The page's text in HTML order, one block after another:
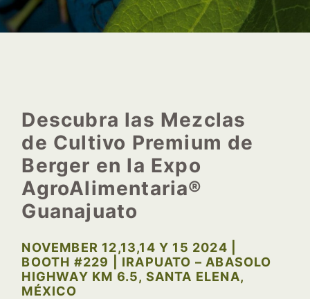
Descubra las Mezclas
de Cultivo Premium de
Berger en la Expo
AgroAlimentaria®
Guanajuato
NOVEMBER 12,13,14 Y 15 2024 |
BOOTH #229 | IRAPUATO – ABASOLO
HIGHWAY KM 6.5, SANTA ELENA,
MÉXICO